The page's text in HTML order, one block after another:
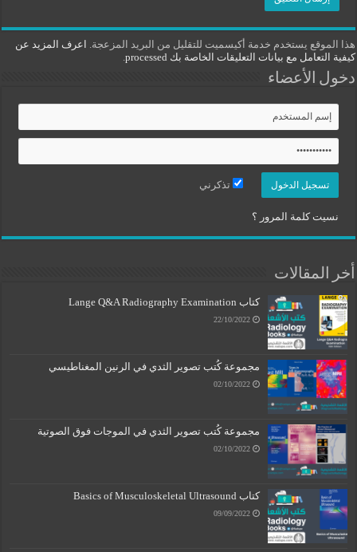
هذا الموقع يستخدم خدمة أكيسميت للتقليل من البريد المزعجة. اعرف المزيد عن
كيفية التعامل مع بيانات التعليقات الخاصة بك processed
.
دخول الأعضاء
تذكرني
نسيت كلمة المرور ؟
أخر المقالات
كتاب Lange Q&A Radiography Examination
22/10/2022
مجموعة كُتب تصوير الثدي في الرنين المغناطيسي
02/10/2022
مجموعة كُتب تصوير الثدي في الموجات فوق الصوتية
02/10/2022
كتاب Basics of Musculoskeletal Ultrasound
09/09/2022